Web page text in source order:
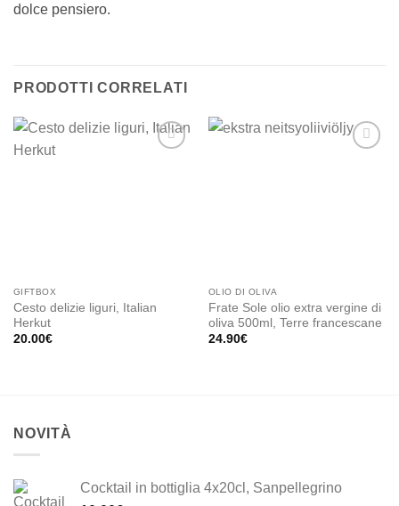
dolce pensiero.
PRODOTTI CORRELATI
GIFTBOX
Cesto delizie liguri, Italian
Herkut
20.00€
OLIO DI OLIVA
Frate Sole olio extra vergine di
oliva 500ml, Terre francescane
24.90€
NOVITÀ
Cocktail in bottiglia 4x20cl, Sanpellegrino